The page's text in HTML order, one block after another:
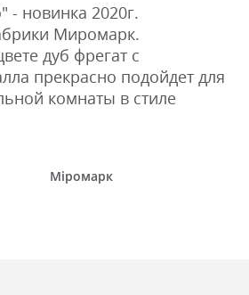
- новинка 2020г.
Миромарк.
дуб фрегат с
прекрасно подойдет для
комнаты в стиле
Міромарк